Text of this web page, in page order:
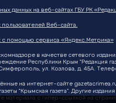
данных на веб-сайтах ГБУ РК
Веб-сайта.
с помощью сервиса «Яндекс.Метрика»
в качестве сетевого
Республики Крым "Редакция
ул. Козлова, д. 45А.
на интернет-сайте
"Крымская газета". Другие
материала с гипер-ссылкой на